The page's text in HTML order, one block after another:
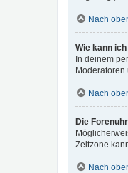
Nach
Wie kann
In deinem
Nach
Die
Zeitzone
Nach